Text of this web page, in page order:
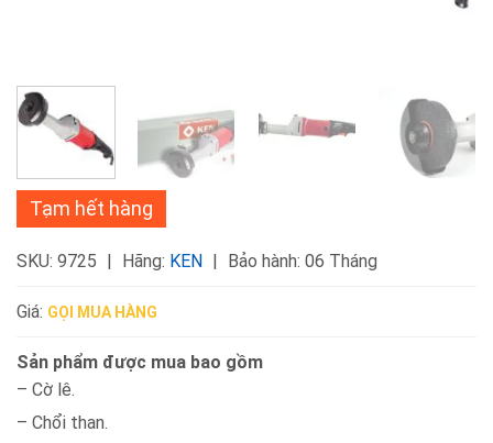
Tạm hết hàng
SKU: 9725 Hãng: KEN Bảo hành: 06 Tháng
Giá: GỌI MUA HÀNG
Sản phẩm được mua bao gồm
– Cờ lê.
– Chổi than.